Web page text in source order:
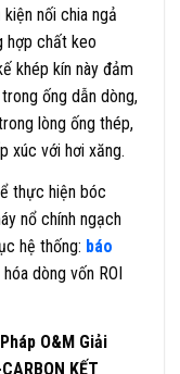
nối chia ngả
hợp chất keo
khép kín này đảm
ống dẫn dòng,
lòng ống thép,
xúc với hơi xăng.
thực hiện bóc
nổ chính ngạch
hệ thống: báo
dòng vốn ROI
O&M Giải
KẾT